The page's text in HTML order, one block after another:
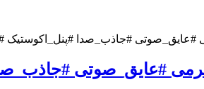
#پنل_اکوستیک #اکوستیک اکاچرم
#عایق_صوتی